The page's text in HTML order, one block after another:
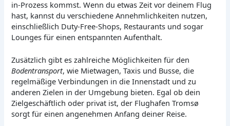
in-Prozess kommst. Wenn du etwas Zeit vor deinem Flug
hast, kannst du verschiedene Annehmlichkeiten nutzen,
einschließlich Duty-Free-Shops, Restaurants und sogar
Lounges für einen entspannten Aufenthalt.
Zusätzlich gibt es zahlreiche Möglichkeiten für den
Bodentransport, wie Mietwagen, Taxis und Busse, die
regelmäßige Verbindungen in die Innenstadt und zu
anderen Zielen in der Umgebung bieten. Egal ob dein
Zielgeschäftlich oder privat ist, der Flughafen Tromsø
sorgt für einen angenehmen Anfang deiner Reise.